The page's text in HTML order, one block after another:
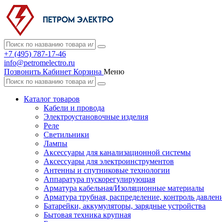
+7 (495) 787-17-46
info@petromelectro.ru
Позвонить Кабинет Корзина Меню
Каталог товаров
Кабели и провода
Электроустановочные изделия
Реле
Светильники
Лампы
Аксессуары для канализационной системы
Аксессуары для электроинструментов
Антенны и спутниковые технологии
Аппаратура пускорегулирующая
Арматура кабельная/Изоляционные материалы
Арматура трубная, распределение, контроль
Батарейки, аккумуляторы, зарядные устройства
Бытовая техника крупная